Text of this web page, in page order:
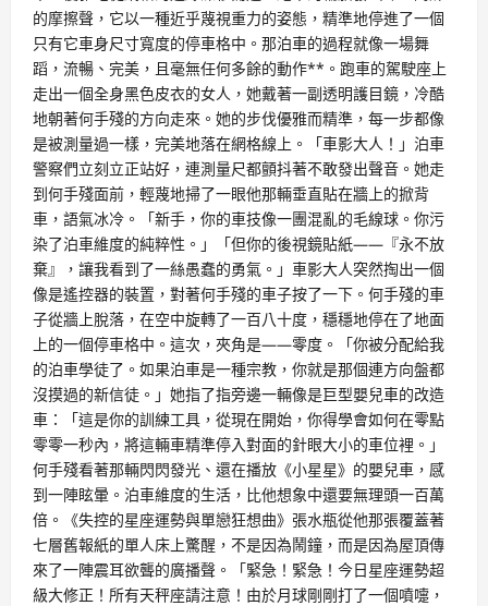
的摩擦聲，它以一種近乎蔑視重力的姿態，精準地停進了一個
只有它車身尺寸寬度的停車格中。那泊車的過程就像一場舞
蹈，流暢、完美，且毫無任何多餘的動作**。跑車的駕駛座上
走出一個全身黑色皮衣的女人，她戴著一副透明護目鏡，冷酷
地朝著何手殘的方向走來。她的步伐優雅而精準，每一步都像
是被測量過一樣，完美地落在網格線上。「車影大人！」泊車
警察們立刻立正站好，連測量尺都顫抖著不敢發出聲音。她走
到何手殘面前，輕蔑地掃了一眼他那輛垂直貼在牆上的掀背
車，語氣冰冷。「新手，你的車技像一團混亂的毛線球。你污
染了泊車維度的純粹性。」「但你的後視鏡貼紙——『永不放
棄』，讓我看到了一絲愚蠢的勇氣。」車影大人突然掏出一個
像是遙控器的裝置，對著何手殘的車子按了一下。何手殘的車
子從牆上脫落，在空中旋轉了一百八十度，穩穩地停在了地面
上的一個停車格中。這次，夾角是——零度。「你被分配給我
的泊車學徒了。如果泊車是一種宗教，你就是那個連方向盤都
沒摸過的新信徒。」她指了指旁邊一輛像是巨型嬰兒車的改造
車：「這是你的訓練工具，從現在開始，你得學會如何在零點
零零一秒內，將這輛車精準停入對面的針眼大小的車位裡。」
何手殘看著那輛閃閃發光、還在播放《小星星》的嬰兒車，感
到一陣眩暈。泊車維度的生活，比他想象中還要無理頭一百萬
倍。《失控的星座運勢與單戀狂想曲》張水瓶從他那張覆蓋著
七層舊報紙的單人床上驚醒，不是因為鬧鐘，而是因為屋頂傳
來了一陣震耳欲聾的廣播聲。「緊急！緊急！今日星座運勢超
級大修正！所有天秤座請注意！由於月球剛剛打了一個噴嚏，